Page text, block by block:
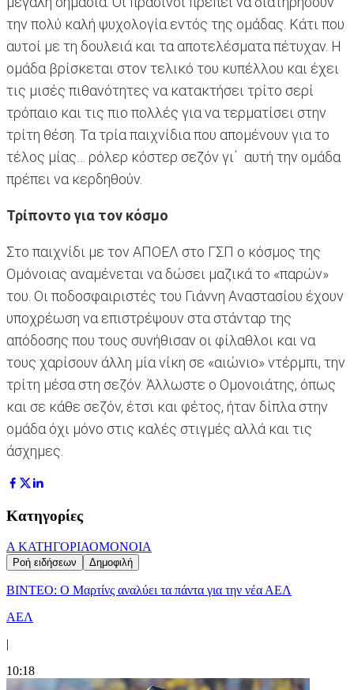
την πολύ καλή ψυχολογία εντός της ομάδας. Κάτι που
αυτοί με τη δουλειά και τα αποτελέσματα πέτυχαν. Η
ομάδα βρίσκεται στον τελικό του κυπέλλου και έχει
τις μισές πιθανότητες να κατακτήσει τρίτο σερί
τρόπαιο και τις πιο πολλές για να τερματίσει στην
τρίτη θέση. Τα τρία παιχνίδια που απομένουν για το
τέλος μίας… ρόλερ κόστερ σεζόν γι΄ αυτή την ομάδα
πρέπει να κερδηθούν.
Τρίποντο για τον κόσμο
Στο παιχνίδι με τον ΑΠΟΕΛ στο ΓΣΠ ο κόσμος της
Ομόνοιας αναμένεται να δώσει μαζικά το «παρών»
του. Οι ποδοσφαιριστές του Γιάννη Αναστασίου έχουν
υποχρέωση να επιστρέψουν στα στάνταρ της
απόδοσης που τους συνήθισαν οι φίλαθλοι και να
τους χαρίσουν άλλη μία νίκη σε «αιώνιο» ντέρμπι, την
τρίτη μέσα στη σεζόν. Άλλωστε ο Ομονοιάτης, όπως
και σε κάθε σεζόν, έτσι και φέτος, ήταν δίπλα στην
ομάδα όχι μόνο στις καλές στιγμές αλλά και τις
άσχημες.
Κατηγορίες
Α ΚΑΤΗΓΟΡΙΑΟΜΟΝΟΙΑ
Ροή ειδήσεων Δημοφιλή
ΒΙΝΤΕΟ: Ο Μαρτίνς αναλύει τα πάντα για την νέα ΑΕΛ
ΑΕΛ
|
10:18